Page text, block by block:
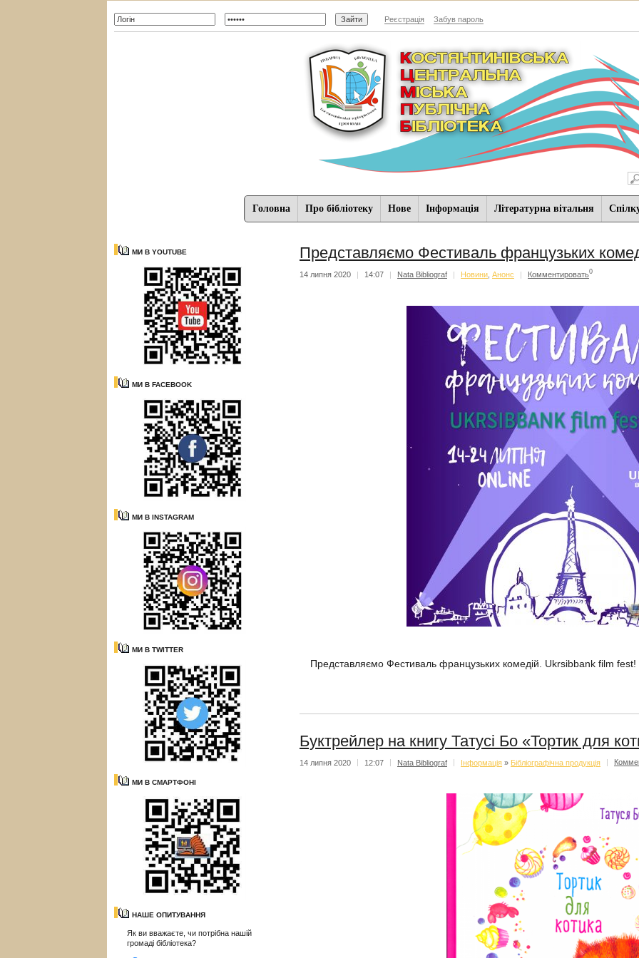
Реєстрація Забув пароль
Головна Про бібліотеку Нове Iнформацiя Літературна вітальня
МИ В YOUTUBE
МИ В FACEBOOK
МИ В INSTAGRAM
МИ В TWITTER
МИ В СМАРТФОНІ
НАШЕ ОПИТУВАННЯ
Як ви вважаєте, чи потрібна нашій
громаді бібліотека?
Представляємо Фестиваль французьких
14 липня 2020 | 14:07 | Nata Bibliograf | Новини Анонс | Комментировать0
Представляємо Фестиваль французьких комедій. Ukrsibbank film fest!
Буктрейлер на книгу Татусі Бо «Тортик для
14 липня 2020 12:07 Nata Bibliograf Iнформацiя » Бібліографічна продукція